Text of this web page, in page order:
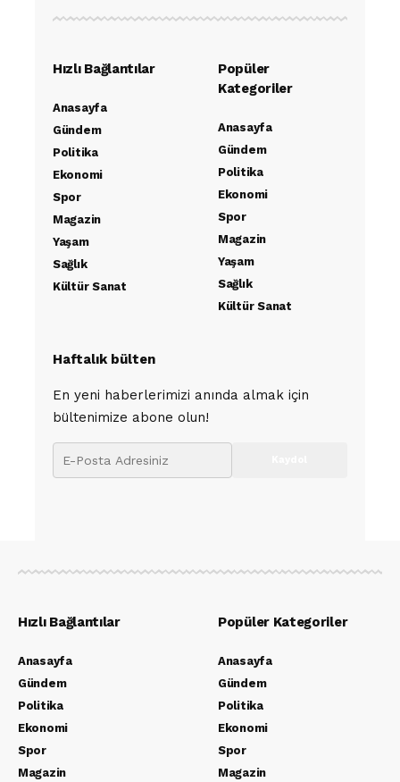
Hızlı Bağlantılar
Anasayfa
Gündem
Politika
Ekonomi
Spor
Magazin
Yaşam
Sağlık
Kültür Sanat
Popüler
Kategoriler
Anasayfa
Gündem
Politika
Ekonomi
Spor
Magazin
Yaşam
Sağlık
Kültür Sanat
Haftalık bülten
En yeni haberlerimizi anında almak için
bültenimize abone olun!
Hızlı Bağlantılar
Anasayfa
Gündem
Politika
Ekonomi
Spor
Magazin
Popüler Kategoriler
Anasayfa
Gündem
Politika
Ekonomi
Spor
Magazin